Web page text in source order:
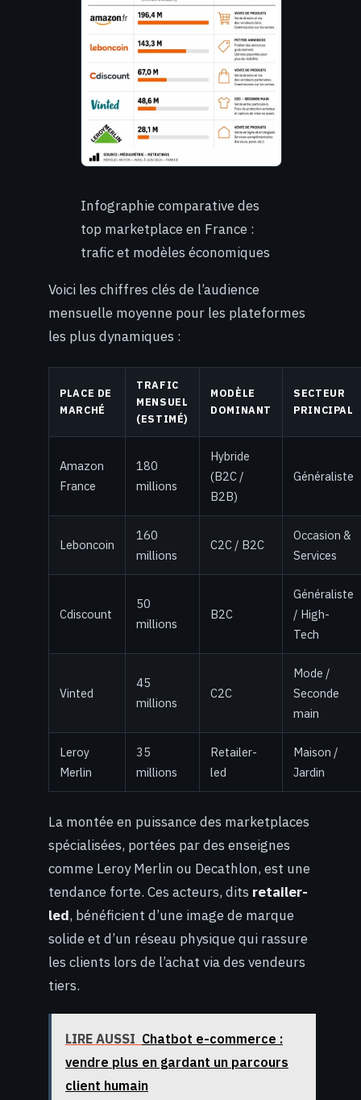
Infographie comparative des
top marketplace en France :
trafic et modèles économiques
Voici les chiffres clés de l’audience
mensuelle moyenne pour les plateformes
les plus dynamiques :
PLACE DE
MARCHÉ
TRAFIC
MENSUEL
(ESTIMÉ)
MODÈLE
DOMINANT
SECTEUR
PRINCIPAL
Amazon
France
180
millions
Hybride
(B2C /
B2B)
Généraliste
Leboncoin
160
millions
C2C / B2C
Occasion &
Services
Cdiscount
50
millions
B2C
Généraliste
/ High-
Tech
Vinted
45
millions
C2C
Mode /
Seconde
main
Leroy
Merlin
35
millions
Retailer-
led
Maison /
Jardin
La montée en puissance des marketplaces
spécialisées, portées par des enseignes
comme Leroy Merlin ou Decathlon, est une
tendance forte. Ces acteurs, dits retailer-
led, bénéficient d’une image de marque
solide et d’un réseau physique qui rassure
les clients lors de l’achat via des vendeurs
tiers.
LIRE AUSSI Chatbot e-commerce :
vendre plus en gardant un parcours
client humain